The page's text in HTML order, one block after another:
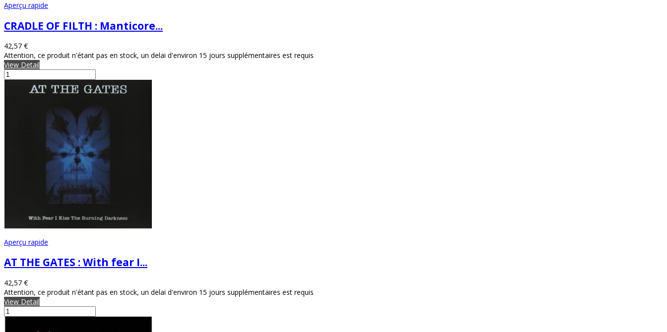
Aperçu rapide
CRADLE OF FILTH : Manticore...
42,57 €
Attention, ce produit n'étant pas en stock, un delai d'environ 15 jours supplémentaires est requis
View Detail
Aperçu rapide
AT THE GATES : With fear I...
42,57 €
Attention, ce produit n'étant pas en stock, un delai d'environ 15 jours supplémentaires est requis
View Detail